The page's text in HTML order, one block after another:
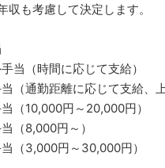
収も考慮して決定します。
当（時間に応じて支給）
（通勤距離に応じて支給、
（10,000円～20,000円）
（8,000円～）
（3,000円～30,000円）